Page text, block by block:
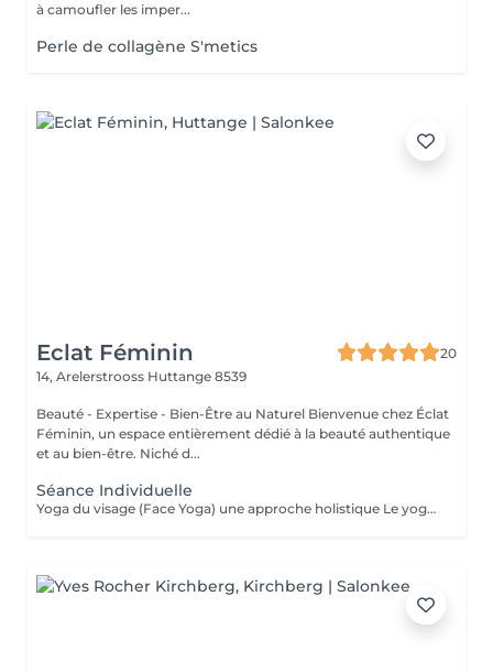
à camoufler les imper...
Perle de collagène S'metics
Eclat Féminin
20
14, Arelerstrooss Huttange 8539
Beauté - Expertise - Bien-Être au Naturel Bienvenue chez Éclat
Féminin, un espace entièrement dédié à la beauté authentique
et au bien-être. Niché d...
Séance Individuelle
Yoga du visage (Face Yoga) une approche holistique Le yoga du visage, également appelé face yoga, sublime l'harmonie du corps et de l'esprit, révélant une beauté naturelle, lumineuse et pleine de vitalité. À travers des gestes précis, des automassages délicats et un travail conscient sur la respiration, la posture et les expressions, cette pratique tonifie les muscles du visage, relâche les tensions et restaure l'équilibre naturel. Bien plus qu'un rituel beauté, le yoga du visage est une expérience sensorielle unique, une parenthèse précieuse pour se reconnecter à soi. Il révèle une peau visiblement plus lisse, lumineuse et naturellement jeune, ainsi qu'un éclat raffiné et authentique. Découvrez dès maintenant mes séances : - Séance DÉCOUVERTE INDIVIDUELLE Offrez-vous une première parenthèse avec une séance Découverte de face yoga. Idéale pour explorer cette pratique, relâcher les tensions et ressentir instantanément un bien-être et un éclat naturel. - Séance DE SUIVI INDIVIDUELLE Approfondissez votre pratique et explorez de nouvelles techniques pour enrichir votre expérience. Chaque séance de suivi est personnalisée pour approfondir vos acquis, découvrir de nouveaux exercices et progresser à votre rythme, pour un bien-être durable et complet. - ÉCLAT DU VISAGE Forfait 3 Séances Personnalisées (CLIQUEZ SUR LE BOUTON D'ABONNEMENTS) Ce pack exclusif de 3 séances vous offre un programme entièrement personnalisé. Chaque session est conçue pour répondre à vos besoins, renforcer vos muscles faciaux, lisser votre peau et révéler un éclat naturellement radieux, pour des résultats durables. - COURS EN GROUPE Vivez l'expérience unique du face yoga en petit groupe, dans une atmosphère élégante et bienveillante. Partagez un moment de détente, apprenez les techniques en douceur et laissez votre beauté naturelle s'épanouir avec grâce. Découvrez l'ensemble de mes rituels et prestations exclusives sur: www.eclat-feminin.lu - SCROLLER VERS LE HAUT - DESCRIPTION -